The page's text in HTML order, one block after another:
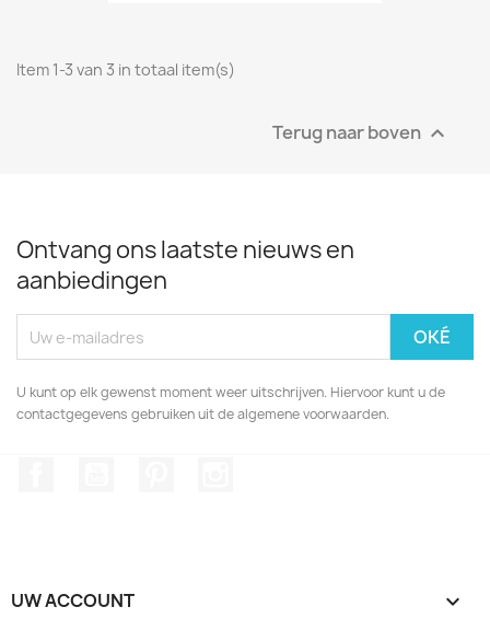
Item 1-3 van 3 in totaal item(s)
Terug naar boven 
Ontvang ons laatste nieuws en
aanbiedingen
U kunt op elk gewenst moment weer uitschrijven. Hiervoor kunt u de
contactgegevens gebruiken uit de algemene voorwaarden.
UW ACCOUNT 